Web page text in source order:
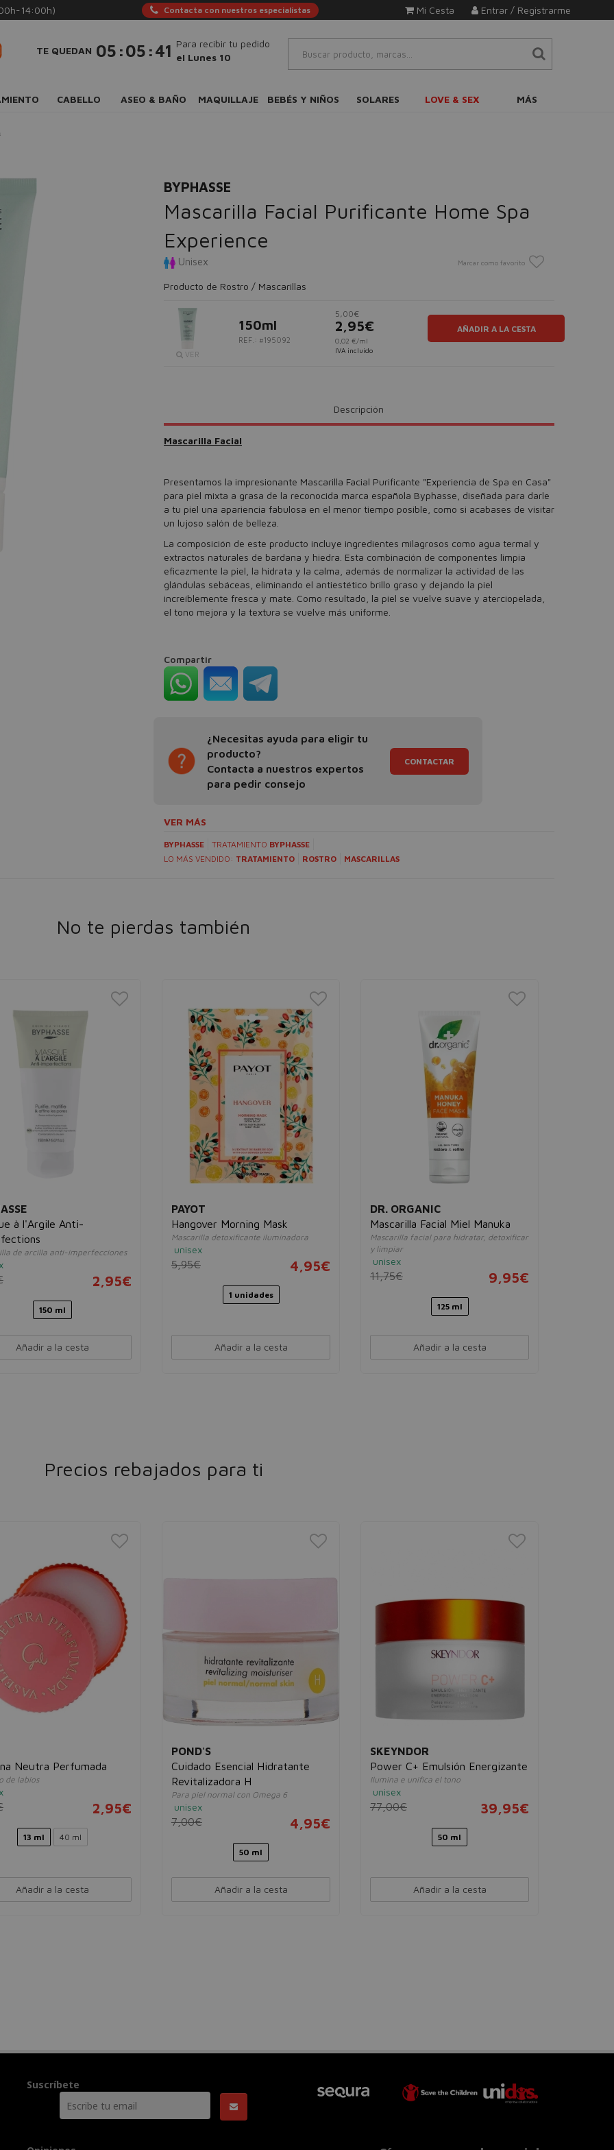
14:00h) Contacta con nuestros especialistas Entrar / Registrarme
Mi Cesta
TE QUEDAN 05:05:40
Para recibir tu pedido
el Lunes 10
CABELLO ASEO & BAÑO MAQUILLAJE BEBÉS Y NIÑOS SOLARES LOVE & SEX MÁS
BYPHASSE
Mascarilla Facial Purificante Home Spa
Experience
Unisex Marcar como favorito
Producto de Rostro / Mascarillas
VER
150ml
REF.: #195092
5,00€
2,95€
0,02 €/ml
IVA incluido
AÑADIR A LA CESTA
Descripción
Mascarilla Facial
Presentamos la impresionante Mascarilla Facial Purificante "Experiencia de Spa en Casa"
para piel mixta a grasa de la reconocida marca española Byphasse, diseñada para darle
a tu piel una apariencia fabulosa en el menor tiempo posible, como si acabases de visitar
un lujoso salón de belleza.
La composición de este producto incluye ingredientes milagrosos como agua termal y
extractos naturales de bardana y hiedra. Esta combinación de componentes limpia
eficazmente la piel, la hidrata y la calma, además de normalizar la actividad de las
glándulas sebáceas, eliminando el antiestético brillo graso y dejando la piel
increíblemente fresca y mate. Como resultado, la piel se vuelve suave y aterciopelada,
el tono mejora y la textura se vuelve más uniforme.
Compartir
¿Necesitas ayuda para eligir tu
producto?
Contacta a nuestros expertos
para pedir consejo
CONTACTAR
VER MÁS
BYPHASSE TRATAMIENTO BYPHASSE
LO MÁS VENDIDO: TRATAMIENTO ROSTRO MASCARILLAS
No te pierdas también
à l'Argile Anti-
de arcilla anti-imperfecciones
2,95€
150 ml
Añadir a la cesta
PAYOT
Hangover Morning Mask
Mascarilla detoxificante iluminadora
unisex
5,95€ 4,95€
1 unidades
Añadir a la cesta
DR. ORGANIC
Mascarilla Facial Miel Manuka
Mascarilla facial para hidratar, detoxificar
y limpiar
unisex
11,75€ 9,95€
125 ml
Añadir a la cesta
Precios rebajados para ti
Neutra Perfumada
de labios
2,95€
13 ml 40 ml
Añadir a la cesta
POND'S
Cuidado Esencial Hidratante
Revitalizadora H
Para piel normal con Omega 6
unisex
7,00€ 4,95€
50 ml
Añadir a la cesta
SKEYNDOR
Power C+ Emulsión Energizante
Ilumina e unifica el tono
unisex
77,00€ 39,95€
50 ml
Añadir a la cesta
Suscríbete